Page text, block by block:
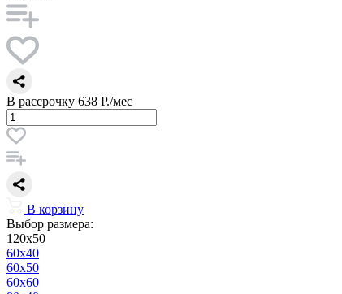
В рассрочку 638 Р./мес
В корзину
Выбор размера:
120x50
60x40
60x50
60x60